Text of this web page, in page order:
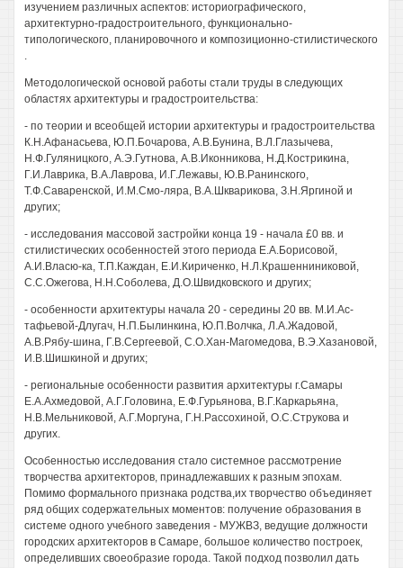
изучением различных аспектов: историографического,
архитектурно-градостроительного, функционально-
типологического, планировочного и композиционно-стилистического
.
Методологической основой работы стали труды в следующих
областях архитектуры и градостроительства:
- по теории и всеобщей истории архитектуры и градостроительства
К.Н.Афанасьева, Ю.П.Бочарова, А.В.Бунина, В.Л.Глазычева,
Н.Ф.Гуляницкого, А.Э.Гутнова, А.В.Иконникова, Н.Д.Кострикина,
Г.И.Лаврика, В.А.Лаврова, И.Г.Лежавы, Ю.В.Ранинского,
Т.Ф.Саваренской, И.М.Смо-ляра, В.А.Шкварикова, З.Н.Яргиной и
других;
- исследования массовой застройки конца 19 - начала £0 вв. и
стилистических особенностей этого периода Е.А.Борисовой,
А.И.Власю-ка, Т.П.Каждан, Е.И.Кириченко, Н.Л.Крашенниниковой,
С.С.Ожегова, Н.Н.Соболева, Д.О.Швидковского и других;
- особенности архитектуры начала 20 - середины 20 вв. М.И.Ас-
тафьевой-Длугач, Н.П.Былинкина, Ю.П.Волчка, Л.А.Жадовой,
А.В.Рябу-шина, Г.В.Сергеевой, С.О.Хан-Магомедова, В.Э.Хазановой,
И.В.Шишкиной и других;
- региональные особенности развития архитектуры г.Самары
Е.А.Ахмедовой, А.Г.Головина, Е.Ф.Гурьянова, В.Г.Каркарьяна,
Н.В.Мельниковой, А.Г.Моргуна, Г.Н.Рассохиной, О.С.Струкова и
других.
Особенностью исследования стало системное рассмотрение
творчества архитекторов, принадлежавших к разным эпохам.
Помимо формального признака родства,их творчество объединяет
ряд общих содержательных моментов: получение образования в
системе одного учебного заведения - МУЖВЗ, ведущие должности
городских архитекторов в Самаре, большое количество построек,
определивших своеобразие города. Такой подход позволил дать